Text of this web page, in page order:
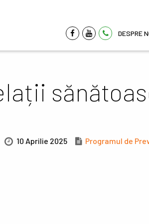
DESPRE
10 Aprilie 2025 Programul de